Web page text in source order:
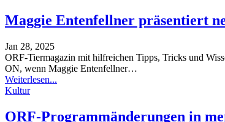
Maggie Entenfellner präsentiert
Jan 28, 2025
ORF-Tiermagazin mit hilfreichen Tipps, Tricks und
ON, wenn Maggie Entenfellner…
Weiterlesen...
Kultur
ORF-Programmänderungen in